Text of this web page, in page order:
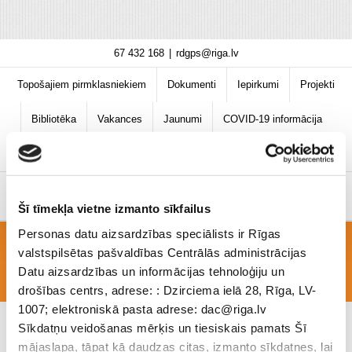
Šī tīmekļa vietne izmanto sīkfailus
Personas datu aizsardzības speciālists ir Rīgas
valstspilsētas pašvaldības Centrālās administrācijas
Datu aizsardzības un informācijas tehnoloģiju un
drošības centrs, adrese: : Dzirciema ielā 28, Rīga, LV-
1007; elektroniskā pasta adrese: dac@riga.lv
Sīkdatņu veidošanas mērķis un tiesiskais pamats Šī
mājaslapa, tāpat kā daudzas citas, izmanto sīkdatnes, lai
content
67 432 168 rdgps@riga.lv
Topošajiem pirmklasniekiem Dokumenti Iepirkumi Projekti
Bibliotēka Vakances Jaunumi COVID-19 informācija
IMG-20180204-WA0001[1] (1)